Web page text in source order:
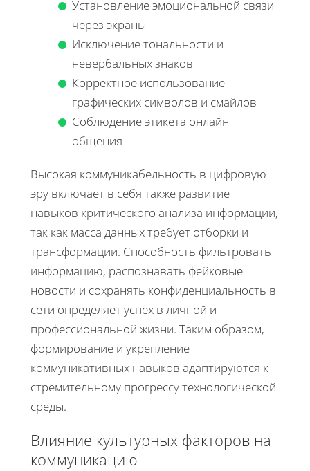
Установление эмоциональной связи
через экраны
Исключение тональности и
невербальных знаков
Корректное использование
графических символов и смайлов
Соблюдение этикета онлайн
общения
Высокая коммуникабельность в цифровую
эру включает в себя также развитие
навыков критического анализа информации,
так как масса данных требует отборки и
трансформации. Способность фильтровать
информацию, распознавать фейковые
новости и сохранять конфиденциальность в
сети определяет успех в личной и
профессиональной жизни. Таким образом,
формирование и укрепление
коммуникативных навыков адаптируются к
стремительному прогрессу технологической
среды.
Влияние культурных факторов на
коммуникацию